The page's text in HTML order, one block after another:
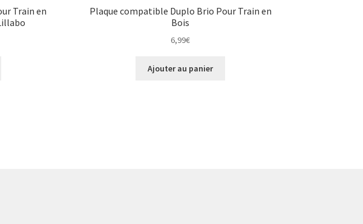
Train en
Plaque compatible Duplo Brio Pour Train en
Bois
6,99€
Ajouter au panier